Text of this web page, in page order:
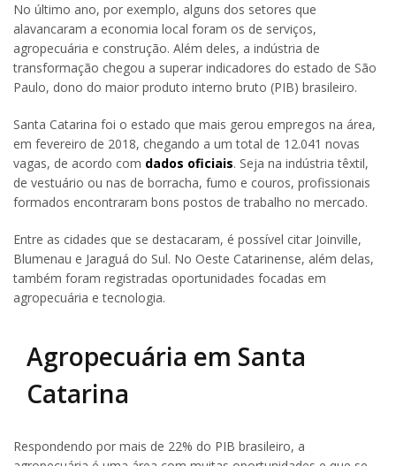
No último ano, por exemplo, alguns dos setores que
alavancaram a economia local foram os de serviços,
agropecuária e construção. Além deles, a indústria de
transformação chegou a superar indicadores do estado de São
Paulo, dono do maior produto interno bruto (PIB) brasileiro.
Santa Catarina foi o estado que mais gerou empregos na área,
em fevereiro de 2018, chegando a um total de 12.041 novas
vagas, de acordo com dados oficiais. Seja na indústria têxtil,
de vestuário ou nas de borracha, fumo e couros, profissionais
formados encontraram bons postos de trabalho no mercado.
Entre as cidades que se destacaram, é possível citar Joinville,
Blumenau e Jaraguá do Sul. No Oeste Catarinense, além delas,
também foram registradas oportunidades focadas em
agropecuária e tecnologia.
Agropecuária em Santa
Catarina
Respondendo por mais de 22% do PIB brasileiro, a